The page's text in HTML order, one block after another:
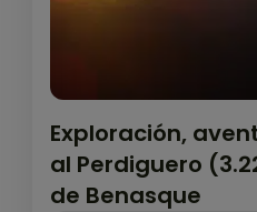
Exploración,
al Perdiguero
de Benasque